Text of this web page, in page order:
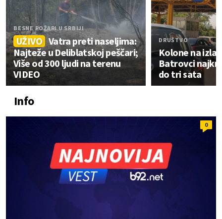
BESNE POŽARI U SRBIJI
UŽIVO Vatra preti naseljima:
Najteže u Deliblatskoj peščari;
Više od 300 ljudi na terenu
VIDEO
DRUŠTVO
Kolone na
Batrovci
do tri sata
Info
0